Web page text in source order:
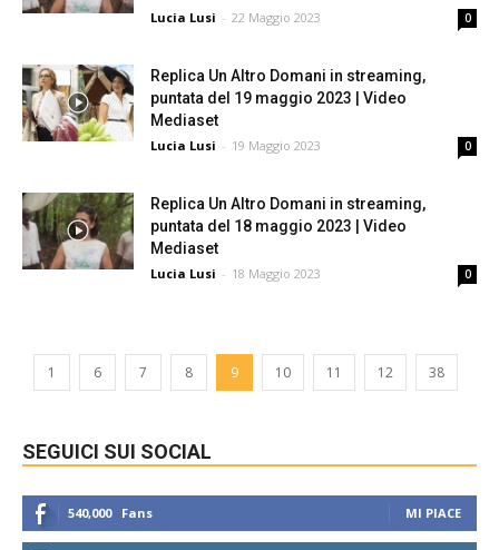
Lucia Lusi - 22 Maggio 2023 0
Replica Un Altro Domani in streaming,
puntata del 19 maggio 2023 | Video
Mediaset
Lucia Lusi - 19 Maggio 2023 0
Replica Un Altro Domani in streaming,
puntata del 18 maggio 2023 | Video
Mediaset
Lucia Lusi - 18 Maggio 2023 0
1 6 7 8 9 10 11 12 38
SEGUICI SUI SOCIAL
540,000 Fans MI PIACE